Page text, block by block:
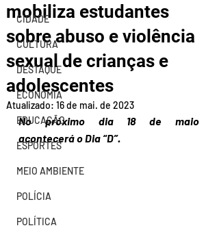
CIDADE
CULTURA
DESTAQUE
ECONOMIA
EDUCAÇÃO
ESPORTES
MEIO AMBIENTE
POLÍCIA
POLÍTICA
mobiliza estudantes
sobre abuso e violência
sexual de crianças e
adolescentes
Atualizado: 16 de mai. de 2023
No próximo dia 18 de maio
acontecerá o Dia “D”.